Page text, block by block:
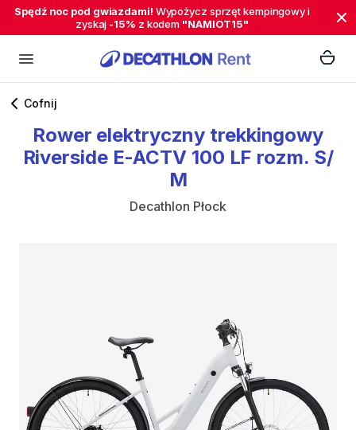
Spędź noc pod gwiazdami! Wypożycz sprzęt kempingowy i
zyskaj -15% z kodem "NAMIOT15"
Cofnij
Rower elektryczny trekkingowy
Riverside E-ACTV 100 LF rozm. S​/​
M
Decathlon Płock